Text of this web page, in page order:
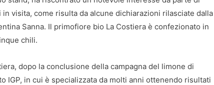
visita, come risulta da alcune dichiarazioni rilasciate dalla
Sanna. Il primofiore bio La Costiera è confezionato in
chili.
dopo la conclusione della campagna del limone di
IGP, in cui è specializzata da molti anni ottenendo risultati